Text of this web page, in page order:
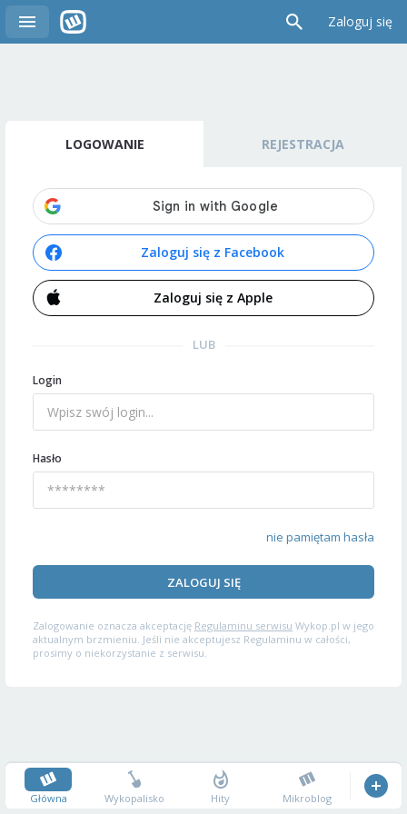
Zaloguj się
LOGOWANIE REJESTRACJA
Zaloguj się z Facebook
Zaloguj się z Apple
LUB
Login
Hasło
nie pamiętam hasła
ZALOGUJ SIĘ
Zalogowanie oznacza akceptację Regulaminu serwisu Wykop.pl w jego
aktualnym brzmieniu. Jeśli nie akceptujesz Regulaminu w całości,
prosimy o niekorzystanie z serwisu.
Główna Wykopalisko Hity Mikroblog